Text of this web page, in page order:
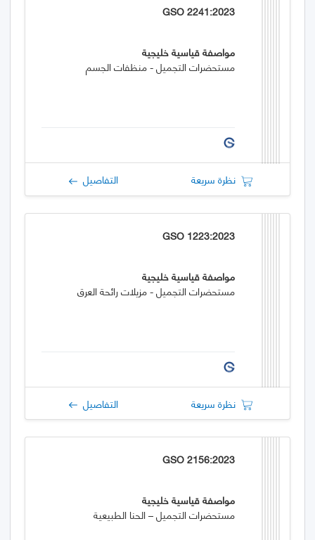
GSO 2241:2023
مواصفة قياسية خليجية
مستحضرات التجميل - منظفات الجسم
نظرة سريعة التفاصيل
GSO 1223:2023
مواصفة قياسية خليجية
مستحضرات التجميل - مزيلات رائحة العرق
نظرة سريعة التفاصيل
GSO 2156:2023
مواصفة قياسية خليجية
مستحضرات التجميل – الحنا الطبيعية